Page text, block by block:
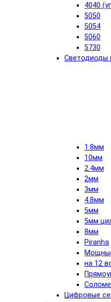
4040
5050
5054
5060
5730
Светодиоды
1.8мм
10мм
2.4мм
2мм
3мм
4.8мм
5мм
5мм
8мм
Piranha
на 12
Цифровые